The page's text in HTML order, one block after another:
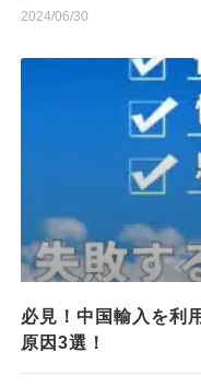
2024/06/30
必見！中国輸入を利
原因3選！